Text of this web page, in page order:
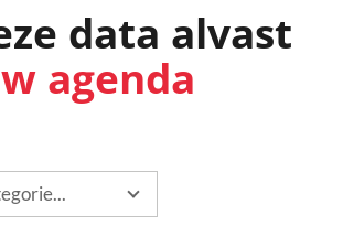
data alvast
agenda